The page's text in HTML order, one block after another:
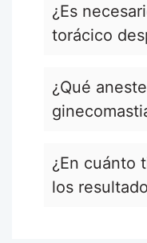
¿Es
torácico
¿Qué
¿En cuánto
los